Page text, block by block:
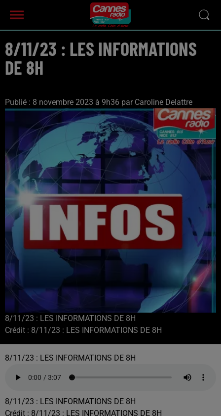
8/11/23 : LES INFORMATIONS
DE 8H
Publié : 8 novembre 2023 à 9h36 par Caroline Delattre
8/11/23 : LES INFORMATIONS DE 8H
Crédit : 8/11/23 : LES INFORMATIONS DE 8H
8/11/23 : LES INFORMATIONS DE 8H
8/11/23 : LES INFORMATIONS DE 8H
Crédit : 8/11/23 : LES INFORMATIONS DE 8H